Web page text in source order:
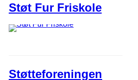
Støt Fur Friskole
Støtteforeningen